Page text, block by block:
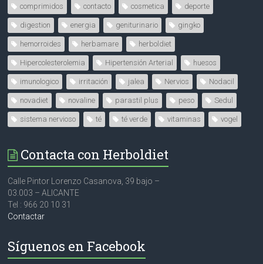
comprimidos contacto cosmetica deporte
digestion energia geniturinario gingko
hemorroides herbamare herboldiet
Hipercolesterolemia Hipertensión Arterial huesos
imunologico irritación jalea Nervios Nodacil
novadiet novaline parastil plus peso Sedul
sistema nervioso té té verde vitaminas vogel
Contacta con Herboldiet
Calle Pintor Lorenzo Casanova, 39 bajo –
03.003 – ALICANTE
Tel : 966 20 10 31
Contactar
Síguenos en Facebook